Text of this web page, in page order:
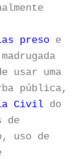
preso e
usar uma
pública,
Civil do
de
uso de